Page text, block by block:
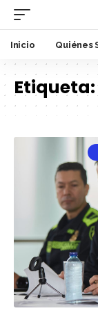
Inicio Quiénes
Etiqueta: